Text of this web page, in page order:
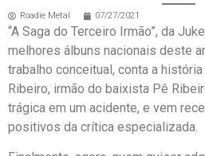
Roadie Metal 07/27/2021
“A Saga do Terceiro Irmão”, da
melhores álbuns nacionais deste
trabalho conceitual, conta a história
Ribeiro, irmão do baixista Pê
trágica em um acidente, e vem
positivos da crítica especializada.